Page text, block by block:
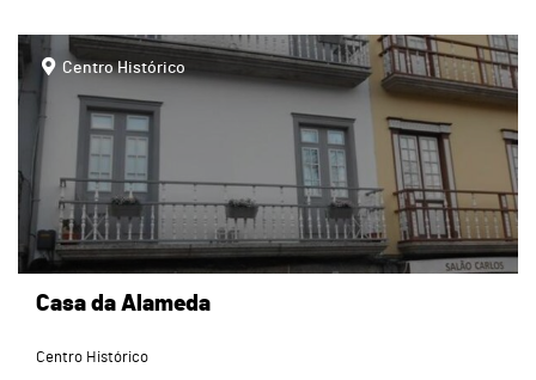
page
Centro Histórico
Casa da Alameda
Centro Histórico